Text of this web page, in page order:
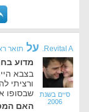
Revital A. על תואר
סיים בשנת
2006
מדוע
בצבא
ורציתי
שבסופו
האם